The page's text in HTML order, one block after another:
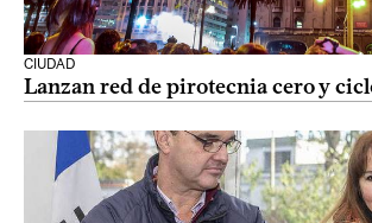
CIUDAD
Lanzan red de pirotecnia cero y